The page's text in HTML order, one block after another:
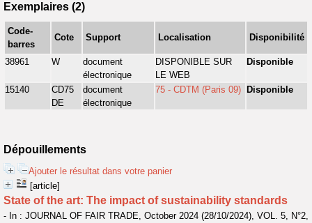
Exemplaires (2)
Code-
barres
Cote Support Localisation Disponibilité
38961 W
document
électronique
DISPONIBLE SUR
LE WEB
Disponible
15140
CD75
DE
document
électronique
75 - CDTM (Paris 09) Disponible
Dépouillements
Ajouter le résultat dans votre panier
[article]
State of the art: The impact of sustainability standards
- In : JOURNAL OF FAIR TRADE, October 2024 (28/10/2024), VOL. 5, N°2,